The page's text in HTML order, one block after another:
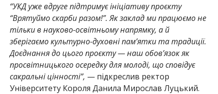
“УКД уже вдруге підтримує ініціативу проєкту
“Врятуймо скарби разом!”. Як заклад ми працюємо не
тільки в науково-освітньому напрямку, а й
зберігаємо культурно-духовні памʼятки та традиції.
Доєднання до цього проєкту — наш обовʼязок як
просвітницького осередку для молоді, що сповідує
сакральні цінності”, — підкреслив ректор
Університету Короля Данила Мирослав Луцький.